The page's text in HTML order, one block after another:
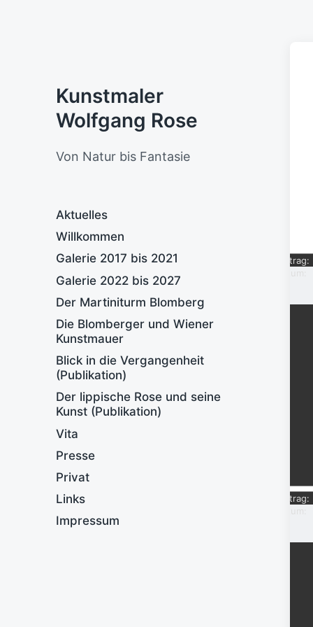
Kunstmaler
Wolfgang Rose
Von Natur bis Fantasie
Aktuelles
Willkommen
Galerie 2017 bis 2021
Galerie 2022 bis 2027
Der Martiniturm Blomberg
Die Blomberger und Wiener
Kunstmauer
Blick in die Vergangenheit
(Publikation)
Der lippische Rose und seine
Kunst (Publikation)
Vita
Presse
Privat
Links
Impressum
Eintrag:
Eintrag: